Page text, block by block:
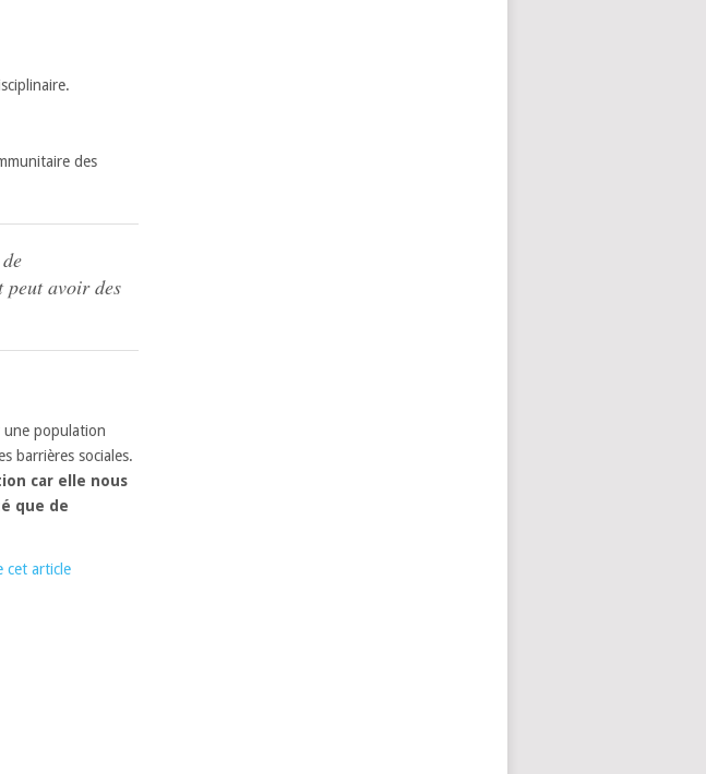
des
peut avoir des
une population
barrières sociales.
car elle nous
que de
cet article